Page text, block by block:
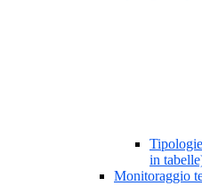
in
Monitoraggio